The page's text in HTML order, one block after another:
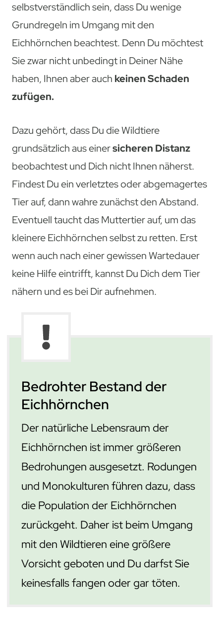
selbstverständlich sein, dass Du wenige
Grundregeln im Umgang mit den
Eichhörnchen beachtest. Denn Du möchtest
Sie zwar nicht unbedingt in Deiner Nähe
haben, Ihnen aber auch keinen Schaden
zufügen.
Dazu gehört, dass Du die Wildtiere
grundsätzlich aus einersicheren Distanz
beobachtest und Dich nicht Ihnen näherst.
Findest Du ein verletztes oder abgemagertes
Tier auf, dann wahre zunächst den Abstand.
Eventuell taucht das Muttertier auf, um das
kleinere Eichhörnchen selbst zu retten. Erst
wenn auch nach einer gewissen Wartedauer
keine Hilfe eintrifft, kannst Du Dich dem Tier
nähern und es bei Dir aufnehmen.
Bedrohter Bestand der
Eichhörnchen
Der natürliche Lebensraum der
Eichhörnchen ist immer größeren
Bedrohungen ausgesetzt. Rodungen
und Monokulturen führen dazu, dass
die Population der Eichhörnchen
zurückgeht. Daher ist beim Umgang
mit den Wildtieren eine größere
Vorsicht geboten und Du darfst Sie
keinesfalls fangen oder gar töten.